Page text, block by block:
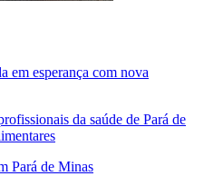
em esperança com nova
da saúde de Pará de
Pará de Minas